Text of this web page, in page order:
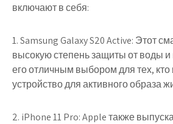
включают в себя:
1. Samsung Galaxy S20 Active: Этот
высокую степень защиты от воды и
его отличным выбором для тех,
устройство для активного образа
2. iPhone 11 Pro: Apple также